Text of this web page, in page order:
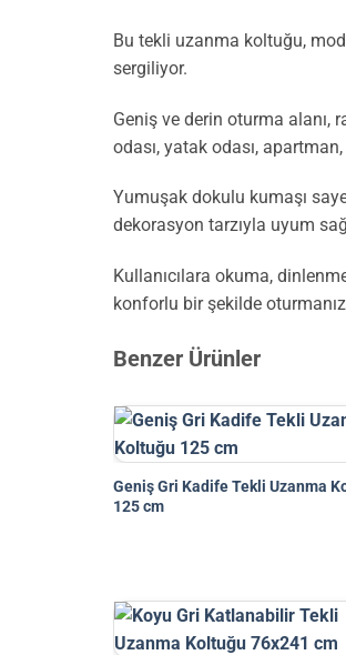
Bu tekli uzanma koltuğu,
sergiliyor.
Geniş ve derin oturma alanı,
odası, yatak odası,
Yumuşak dokulu kumaşı
dekorasyon tarzıyla uyum
Kullanıcılara okuma,
konforlu bir şekilde
Benzer Ürünler
Geniş Gri Kadife Tekli Uzanma
125 cm